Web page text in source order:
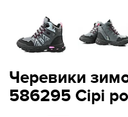
Черевики
586295 Сірі